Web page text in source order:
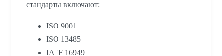
стандарты включают:
ISO 9001
ISO 13485
IATF 16949